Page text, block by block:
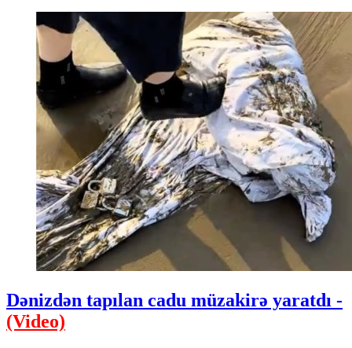
Dənizdən tapılan cadu müzakirə yaratdı -
(Video)